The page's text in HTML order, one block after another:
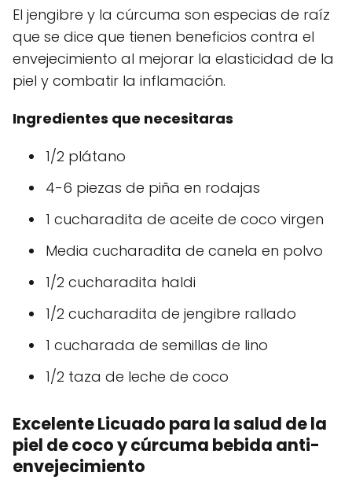
El jengibre y la cúrcuma son especias de raíz
que se dice que tienen beneficios contra el
envejecimiento al mejorar la elasticidad de la
piel y combatir la inflamación.
Ingredientes que necesitaras
1/2 plátano
4-6 piezas de piña en rodajas
1 cucharadita de aceite de coco virgen
Media cucharadita de canela en polvo
1/2 cucharadita haldi
1/2 cucharadita de jengibre rallado
1 cucharada de semillas de lino
1/2 taza de leche de coco
Excelente Licuado para la salud de la
piel de coco y cúrcuma bebida anti-
envejecimiento